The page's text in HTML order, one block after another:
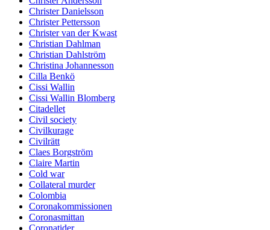
Christer Danielsson
Christer Pettersson
Christer van der Kwast
Christian Dahlman
Christian Dahlström
Christina Johannesson
Cilla Benkö
Cissi Wallin
Cissi Wallin Blomberg
Citadellet
Civil society
Civilkurage
Civilrätt
Claes Borgström
Claire Martin
Cold war
Collateral murder
Colombia
Coronakommissionen
Coronasmittan
Coronatider